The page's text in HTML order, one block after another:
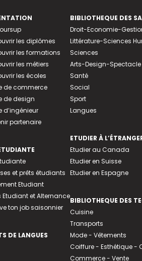
les diplômes
les formations
les métiers
les écoles
de commerce
de design
d’ingénieur
partenaire
et prêts étudiants
Etudiant
Etudiant et Alternance
ton job saisonnier
DE LANGUES
BIBLIOTHEQUE DES
Droit-Economie-
Littérature-Sciences
Sciences
Arts-Design-Spectacle
Santé
Social
Sport
Langues
ETUDIER À
Etudier au Canada
Etudier en Suisse
Etudier en Espagne
BIBLIOTHEQUE DES
Cuisine
Transports
Mode - Vêtements
Coiffure - Esthétique -
Commerce - Vente